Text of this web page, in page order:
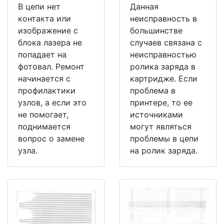
В цепи нет
контакта или
изображение с
блока лазера не
попадает на
фотовал. Ремонт
начинается с
профилактики
узлов, а если это
не помогает,
поднимается
вопрос о замене
узла.
Данная
неисправность в
большинстве
случаев связана с
неисправностью
ролика заряда в
картридже. Если
проблема в
принтере, то ее
источниками
могут являться
проблемы в цепи
на ролик заряда.